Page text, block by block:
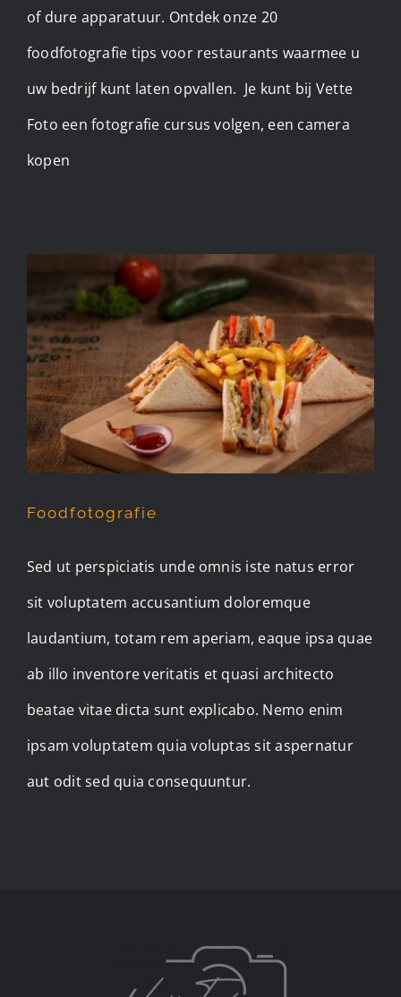
of dure apparatuur. Ontdek onze 20
foodfotografie tips voor restaurants waarmee u
uw bedrijf kunt laten opvallen. ​ Je kunt bij Vette
Foto een fotografie cursus volgen, een camera
kopen
Foodfotografie
Foodfotografie
Sed ut perspiciatis unde omnis iste natus error
sit voluptatem accusantium doloremque
laudantium, totam rem aperiam, eaque ipsa quae
ab illo inventore veritatis et quasi architecto
beatae vitae dicta sunt explicabo. Nemo enim
ipsam voluptatem quia voluptas sit aspernatur
aut odit sed quia consequuntur.